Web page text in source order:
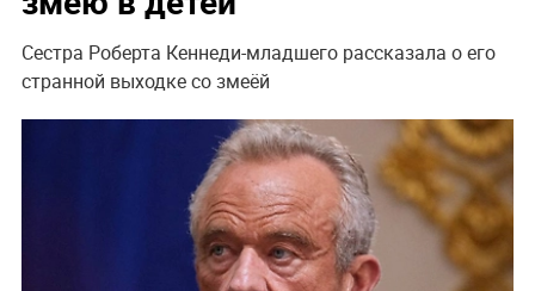
Сестра Роберта Кеннеди-младшего рассказала о его
странной выходке со змеёй